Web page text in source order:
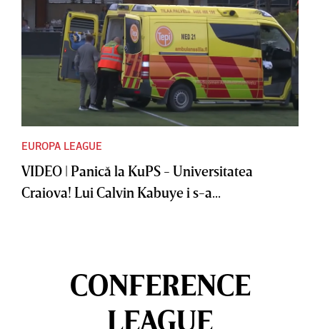
EUROPA LEAGUE
VIDEO | Panică la KuPS - Universitatea
Craiova! Lui Calvin Kabuye i s-a...
CONFERENCE
LEAGUE